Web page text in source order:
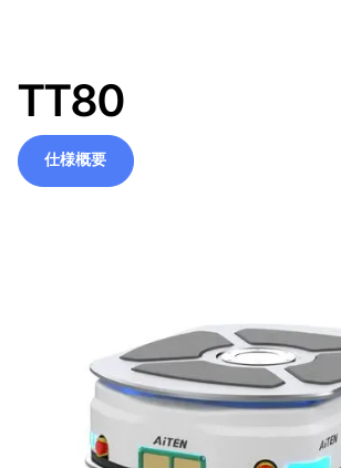
TT80
仕様概要